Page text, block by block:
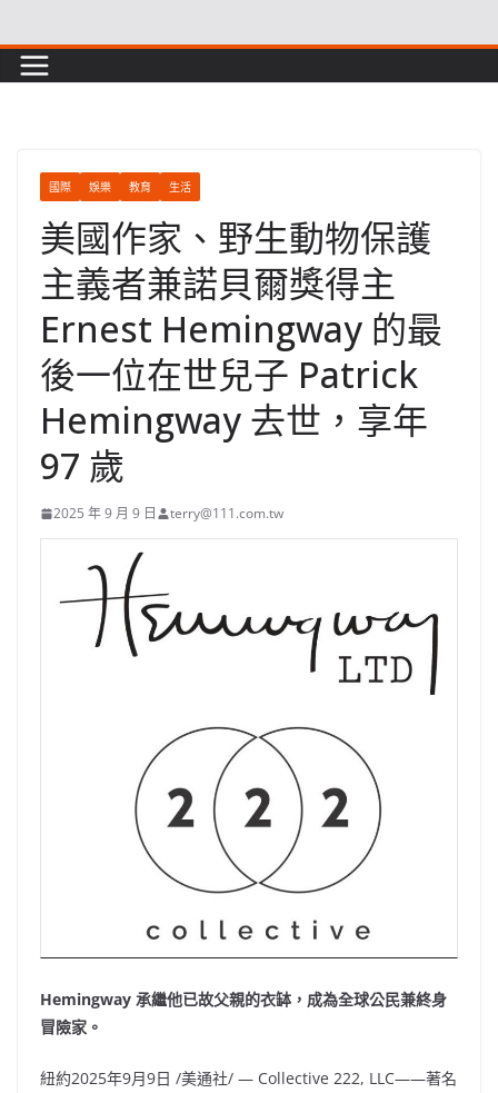
to
content
國際 娛樂 教育 生活
美國作家、野生動物保護
主義者兼諾貝爾獎得主
Ernest Hemingway 的最
後一位在世兒子 Patrick
Hemingway 去世，享年
97 歲
2025 年 9 月 9 日 terry@111.com.tw
Hemingway 承繼他已故父親的衣缽，成為全球公民兼終身
冒險家。
紐約2025年9月9日 /美通社/ — Collective 222, LLC——著名